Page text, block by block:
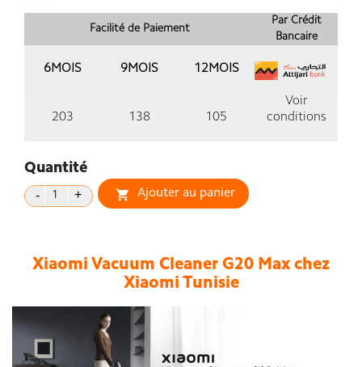
Facilité de Paiement
Par Crédit
Bancaire
6MOIS 9MOIS 12MOIS
203 138 105
Voir
conditions
Quantité
 Ajouter au panier
Xiaomi Vacuum Cleaner G20 Max chez
Xiaomi Tunisie